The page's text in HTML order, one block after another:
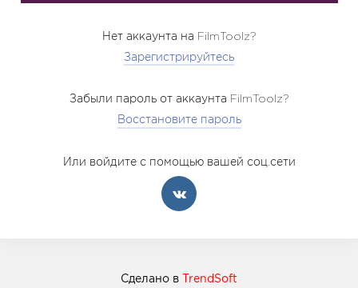
Нет аккаунта на FilmToolz?
Зарегистрируйтесь
Забыли пароль от аккаунта FilmToolz?
Восстановите пароль
Или войдите с помощью вашей соц.сети
Сделано в TrendSoft